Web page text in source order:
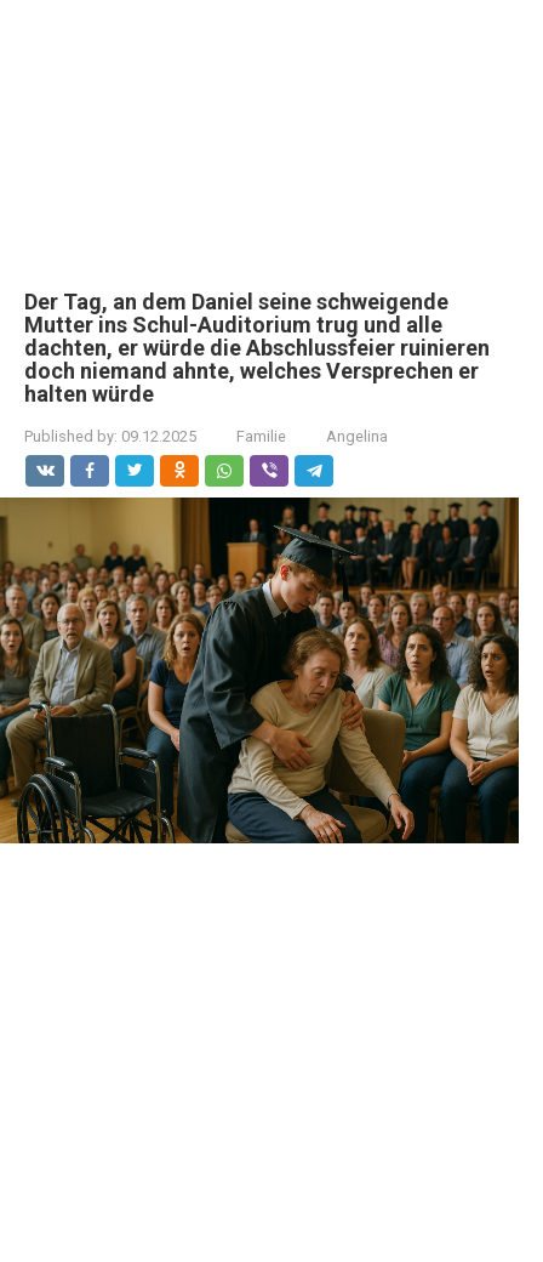
Der Tag, an dem Daniel seine schweigende
Mutter ins Schul-Auditorium trug und alle
dachten, er würde die Abschlussfeier ruinieren
doch niemand ahnte, welches Versprechen er
halten würde
Published by: 09.12.2025 Familie Angelina